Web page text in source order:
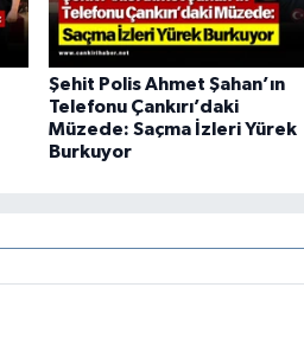
Şehit Polis Ahmet Şahan’ın
Telefonu Çankırı’daki
Müzede: Saçma İzleri Yürek
Burkuyor